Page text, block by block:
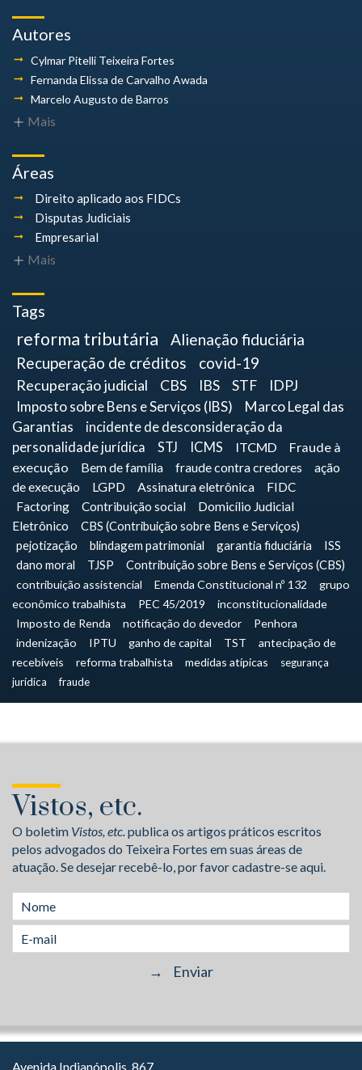
Autores
Cylmar Pitelli Teixeira Fortes
Fernanda Elissa de Carvalho Awada
Marcelo Augusto de Barros
Mais
Áreas
Direito aplicado aos FIDCs
Disputas Judiciais
Empresarial
Mais
Tags
reforma tributária
Alienação fiduciária
Recuperação de créditos
covid-19
Recuperação judicial CBS IBS STF
IDPJ
Imposto sobre Bens e Serviços (IBS)
Marco Legal das
Garantias
incidente de desconsideração da
personalidade jurídica
STJ ICMS ITCMD
Fraude à
execução
Bem de família fraude contra credores
ação
de execução
LGPD Assinatura eletrônica
FIDC
Factoring
Contribuição social
Domicílio Judicial
Eletrônico
CBS (Contribuição sobre Bens e Serviços)
pejotização
blindagem patrimonial garantia fiduciária
ISS
dano moral
TJSP Contribuição sobre Bens e Serviços (CBS)
contribuição assistencial Emenda Constitucional nº 132
grupo
econômico trabalhista
PEC 45/2019
inconstitucionalidade
Imposto de Renda
notificação do devedor
Penhora
indenização
IPTU ganho de capital TST
antecipação de
recebíveis
reforma trabalhista medidas atípicas
segurança
jurídica
fraude
Vistos, etc.
O boletim Vistos, etc.publica os artigos práticos escritos
pelos advogados do Teixeira Fortes em suas áreas de
atuação. Se desejar recebê-lo, por favor cadastre-se aqui.
Avenida Indianópolis, 867